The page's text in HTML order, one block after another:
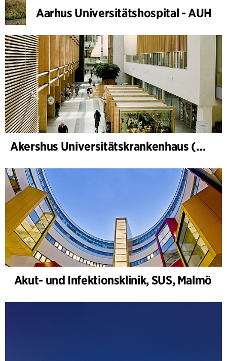
Aarhus Universitätshospital - AUH
Akershus Universitätskrankenhaus (Nye Ahus)
Akut- und Infektionsklinik, SUS, Malmö